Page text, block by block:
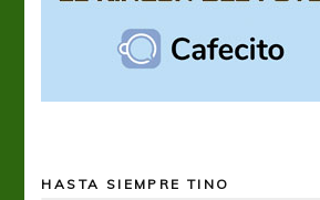
HASTA SIEMPRE TINO